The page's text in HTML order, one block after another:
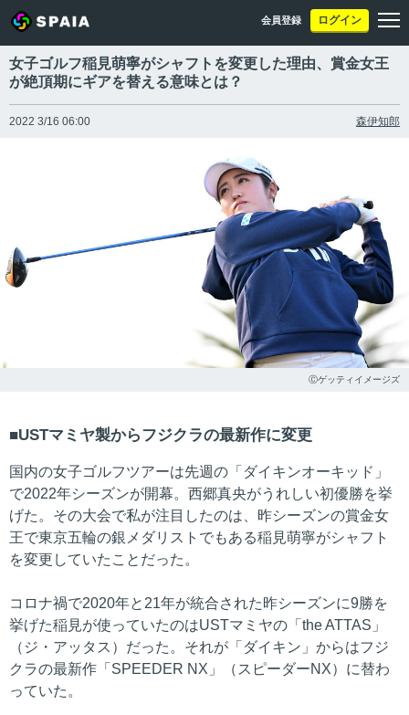
会員登録 ログイン
女子ゴルフ稲見萌寧がシャフトを変更した理由、賞金女王
が絶頂期にギアを替える意味とは？
2022 3/16 06:00 森伊知郎
Ⓒゲッティイメージズ
USTマミヤ製からフジクラの最新作に変更
国内の女子ゴルフツアーは先週の「ダイキンオーキッド」
で2022年シーズンが開幕。西郷真央がうれしい初優勝を挙
げた。その大会で私が注目したのは、昨シーズンの賞金女
王で東京五輪の銀メダリストでもある稲見萌寧がシャフト
を変更していたことだった。
コロナ禍で2020年と21年が統合された昨シーズンに9勝を
挙げた稲見が使っていたのはUSTマミヤの「the ATTAS」
（ジ・アッタス）だった。それが「ダイキン」からはフジ
クラの最新作「SPEEDER NX」（スピーダーNX）に替わ
っていた。